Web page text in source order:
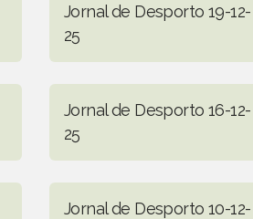
Jornal de Desporto 19-12-
25
Jornal de Desporto 16-12-
25
Jornal de Desporto 10-12-